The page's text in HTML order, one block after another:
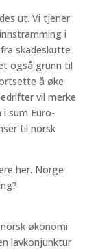
ut. Vi tjener
i
skadeskutte
også grunn til
å øke
vil merke
i sum Euro-
til norsk
her. Norge
økonomi
lavkonjunktur